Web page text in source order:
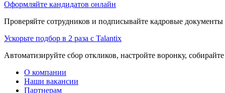
Оформляйте кандидатов онлайн
Проверяйте сотрудников и подписывайте кадровые
Ускорьте подбор в 2 раза с Talantix
Автоматизируйте сбор откликов, настройте воронку,
О компании
Наши вакансии
Партнерам